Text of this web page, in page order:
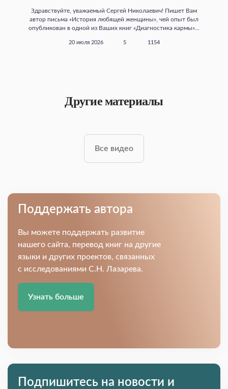
Здравствуйте, уважаемый Сергей Николаевич! Пишет Вам
автор письма «История любящей женщины», чей опыт был
опубликован в одной из Ваших книг «Диагностика кармы»...
20 июля 2026 5 1154
Другие материалы
Все видео
Поддержать автора
Вы можете поддержать развитие
нашего сайта, перевод книг на другие
языки и других проектов, связанных
с исследованиями С.Н. Лазарева.
Узнать больше
Подпишитесь на новости и